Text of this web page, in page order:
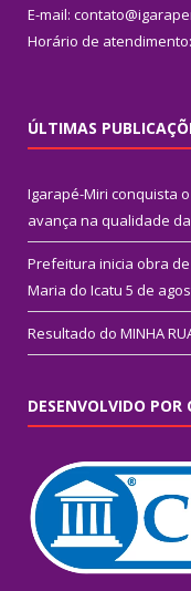
E-mail:
Horário de
ÚLTIMAS
Igarapé-Miri conquista
avança na qualidade
Prefeitura inicia obra
Maria do Icatu 5 de
Resultado do MINHA
DESENVOLVIDO POR